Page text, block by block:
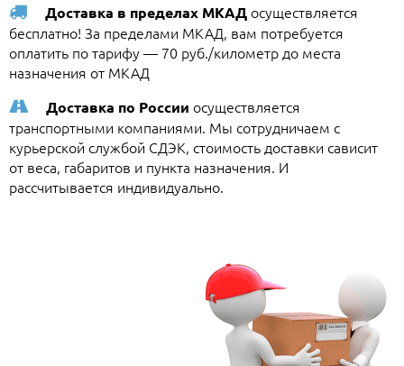
Доставка в пределах МКАД осуществляется
бесплатно! За пределами МКАД, вам потребуется
оплатить по тарифу — 70 руб./километр до места
назначения от МКАД
Доставка по России осуществляется
транспортными компаниями. Мы сотрудничаем с
курьерской службой СДЭК, стоимость доставки сависит
от веса, габаритов и пункта назначения. И
рассчитывается индивидуально.